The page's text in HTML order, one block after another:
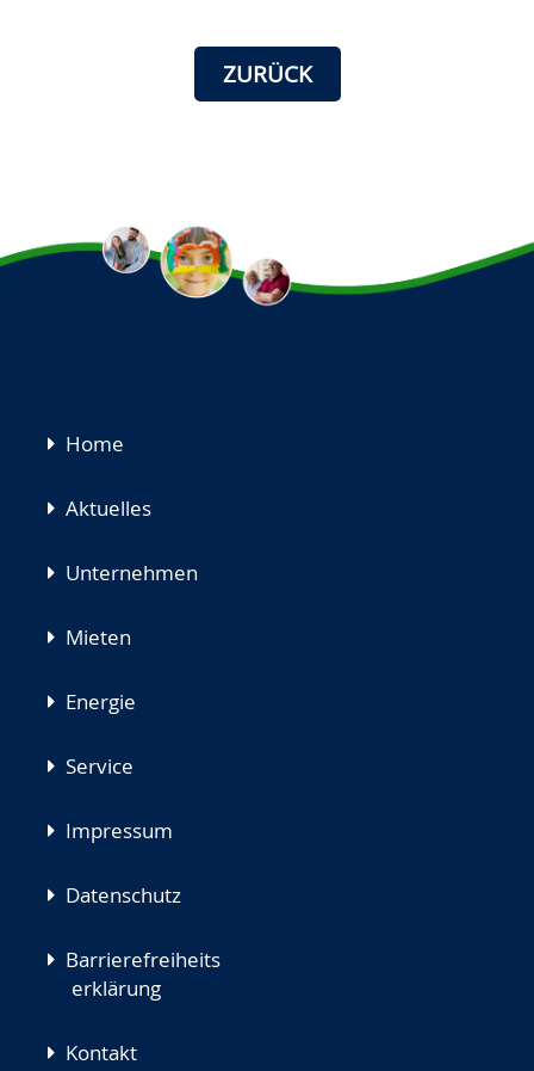
ZURÜCK
Navigation
Home
Aktuelles
Unternehmen
Mieten
Energie
Service
Impressum
Datenschutz
Barrierefreiheits
erklärung
Kontakt